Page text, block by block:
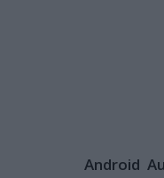
Android